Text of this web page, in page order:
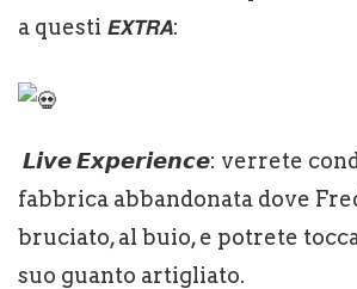
a questi 𝙀𝙓𝙏𝙍𝘼:
𝙇𝙞𝙫𝙚 𝙀𝙭𝙥𝙚𝙧𝙞𝙚𝙣𝙘𝙚: verrete
fabbrica abbandonata dove
bruciato, al buio, e potrete
suo guanto artigliato.